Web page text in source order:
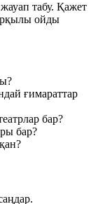
табу. Қажет
ойды
ғимараттар
бар?
бар?